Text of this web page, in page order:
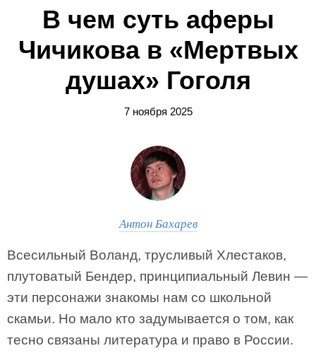
В чем суть аферы
Чичикова в «Мертвых
душах» Гоголя
7 ноября 2025
Антон Бахарев
Всесильный Воланд, трусливый Хлестаков,
плутоватый Бендер, принципиальный Левин —
эти персонажи знакомы нам со школьной
скамьи. Но мало кто задумывается о том, как
тесно связаны литература и право в России.